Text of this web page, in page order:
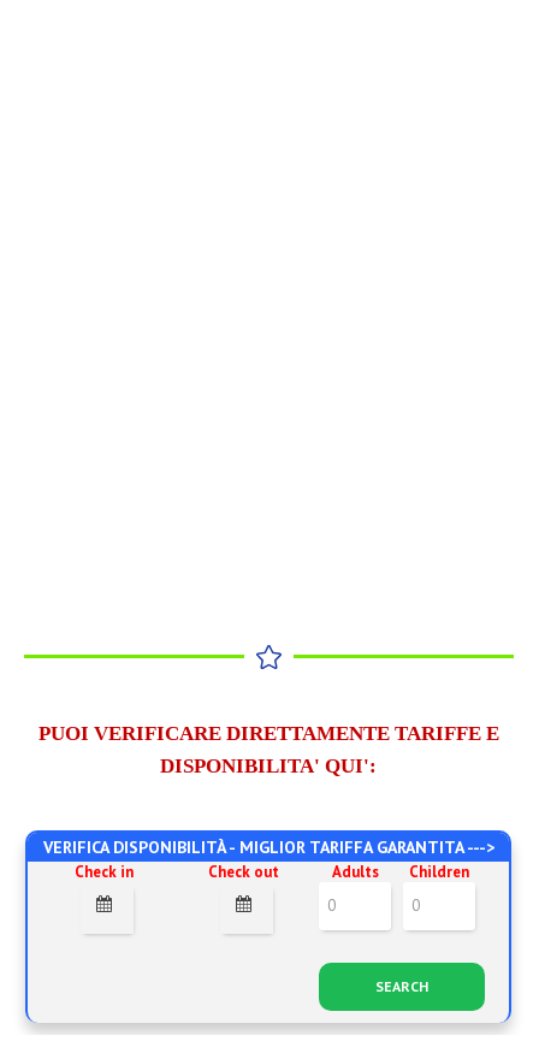
PUOI VERIFICARE DIRETTAMENTE TARIFFE E
DISPONIBILITA' QUI':
VERIFICA DISPONIBILITÀ - MIGLIOR TARIFFA GARANTITA --->
Check in Check out Adults Children